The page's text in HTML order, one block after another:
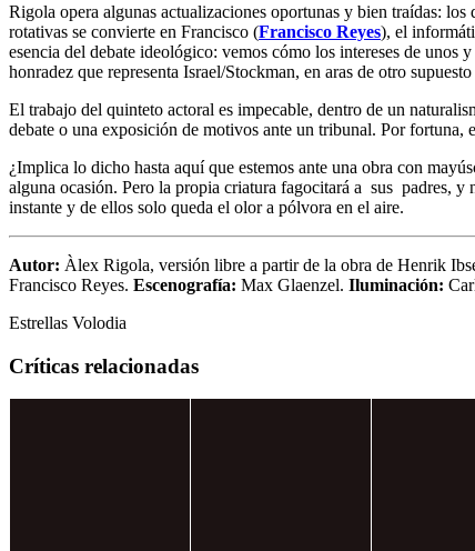
Rigola opera algunas actualizaciones oportunas y bien traídas:
rotativas se convierte en Francisco (Francisco Reyes), el
esencia del debate ideológico: vemos cómo los intereses de
honradez que representa Israel/Stockman, en aras de otro
El trabajo del quinteto actoral es impecable, dentro de un
debate o una exposición de motivos ante un tribunal. Por fortuna,
¿Implica lo dicho hasta aquí que estemos ante una obra con
alguna ocasión. Pero la propia criatura fagocitará a sus padres, y
instante y de ellos solo queda el olor a pólvora en el aire.
Autor: Àlex Rigola, versión libre a partir de la obra de Henrik
Francisco Reyes. Escenografía: Max Glaenzel. Iluminación:
Estrellas Volodia
Críticas relacionadas